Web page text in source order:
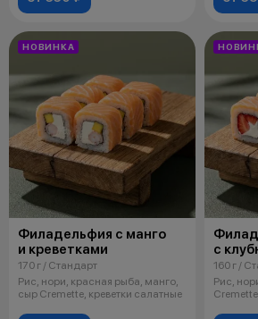
НОВИНКА
Филадельфия с манго
и креветками
170 г / Стандарт
Рис, нори, красная рыба, манго,
сыр Cremette, креветки салатные
с
160 г /
Рис,